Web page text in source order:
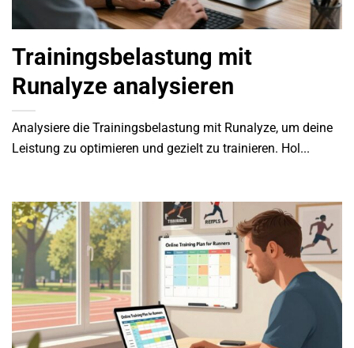
Trainingsbelastung mit
Runalyze analysieren
Analysiere die Trainingsbelastung mit Runalyze, um deine
Leistung zu optimieren und gezielt zu trainieren. Hol...